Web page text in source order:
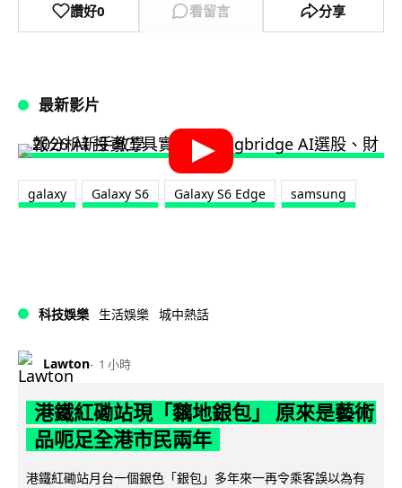
讚好0 看留言 分享
最新影片
galaxy Galaxy S6 Galaxy S6 Edge samsung
科技娛樂 生活娛樂 城中熱話
Lawton 1 小時
港鐵紅磡站現「黐地銀包」 原來是藝術
品呃足全港市民兩年
港鐵紅磡站月台一個銀色「銀包」多年來一再令乘客誤以為有